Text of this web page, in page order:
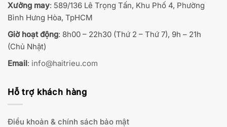
Xưởng may: 589/136 Lê Trọng Tấn, Khu Phố 4, Phường
Bình Hưng Hòa, TpHCM
Giờ hoạt động: 8h00 – 22h30 (Thứ 2 – Thứ 7), 9h – 21h
(Chủ Nhật)
Email: info@haitrieu.com
Hỗ trợ khách hàng
Điều khoản & chính sách bảo mật